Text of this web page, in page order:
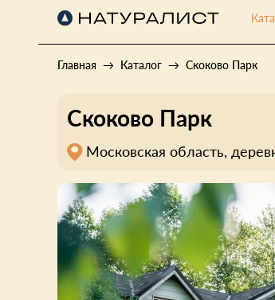
Главная Каталог Скоково Парк
Скоково Парк
Московская область,